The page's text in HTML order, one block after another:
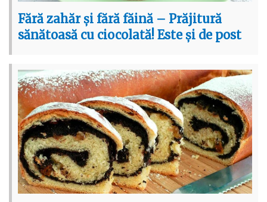
Fără zahăr și fără făină – Prăjitură
sănătoasă cu ciocolată! Este și de post